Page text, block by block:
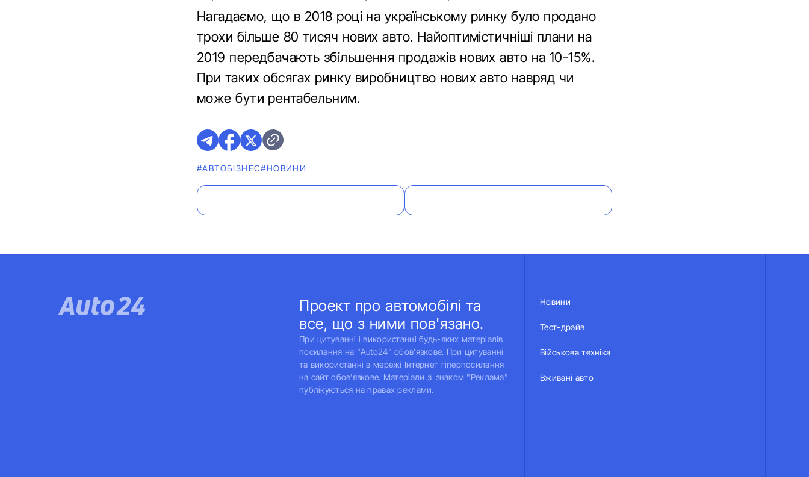
Нагадаємо, що в 2018 році на українському ринку було продано
трохи більше 80 тисяч нових авто. Найоптимістичніші плани на
2019 передбачають збільшення продажів нових авто на 10-15%.
При таких обсягах ринку виробництво нових авто навряд чи
може бути рентабельним.
#АВТОБІЗНЕС#НОВИНИ
Проект про автомобілі та
все, що з ними пов'язано.
При цитуванні і використанні будь-яких матеріалів
посилання на "Auto24" обов'язкове. При цитуванні
та використанні в мережі Інтернет гіперпосилання
на сайт обов'язкове. Матеріали зі знаком "Реклама"
публікуються на правах реклами.
Новини
Тест-драйв
Військова техніка
Вживані авто